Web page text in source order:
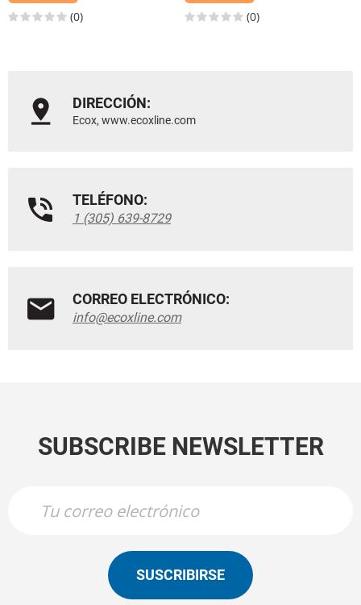
(0) (0)
DIRECCIÓN:
Ecox, www.ecoxline.com
TELÉFONO:
1 (305) 639-8729
CORREO ELECTRÓNICO:
info@ecoxline.com
SUBSCRIBE NEWSLETTER
SUSCRIBIRSE